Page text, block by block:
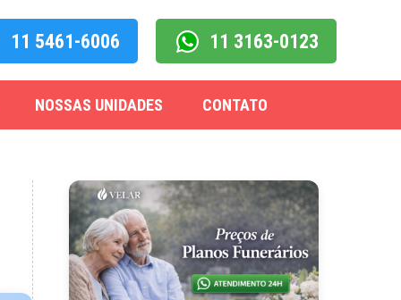
11 3163-0123
11 5461-6006
NOSSAS UNIDADES CONTATO